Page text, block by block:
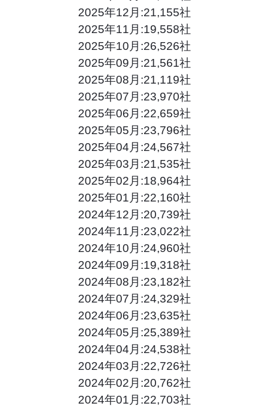
2025年12月:21,155社
2025年11月:19,558社
2025年10月:26,526社
2025年09月:21,561社
2025年08月:21,119社
2025年07月:23,970社
2025年06月:22,659社
2025年05月:23,796社
2025年04月:24,567社
2025年03月:21,535社
2025年02月:18,964社
2025年01月:22,160社
2024年12月:20,739社
2024年11月:23,022社
2024年10月:24,960社
2024年09月:19,318社
2024年08月:23,182社
2024年07月:24,329社
2024年06月:23,635社
2024年05月:25,389社
2024年04月:24,538社
2024年03月:22,726社
2024年02月:20,762社
2024年01月:22,703社